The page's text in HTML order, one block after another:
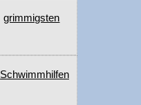
grimmigsten
Schwimmhilfen